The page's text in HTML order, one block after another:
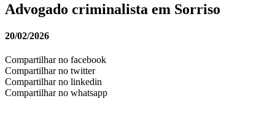
Advogado criminalista em Sorriso
20/02/2026
Compartilhar no facebook
Compartilhar no twitter
Compartilhar no linkedin
Compartilhar no whatsapp